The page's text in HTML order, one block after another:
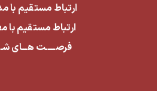
ارتباط مستقیم با
ارتباط مستقیم با
فرصـــــت هـــای